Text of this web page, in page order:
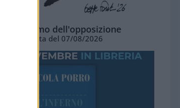
L'ottimismo dell'opposizione
Vignetta del 07/08/2026